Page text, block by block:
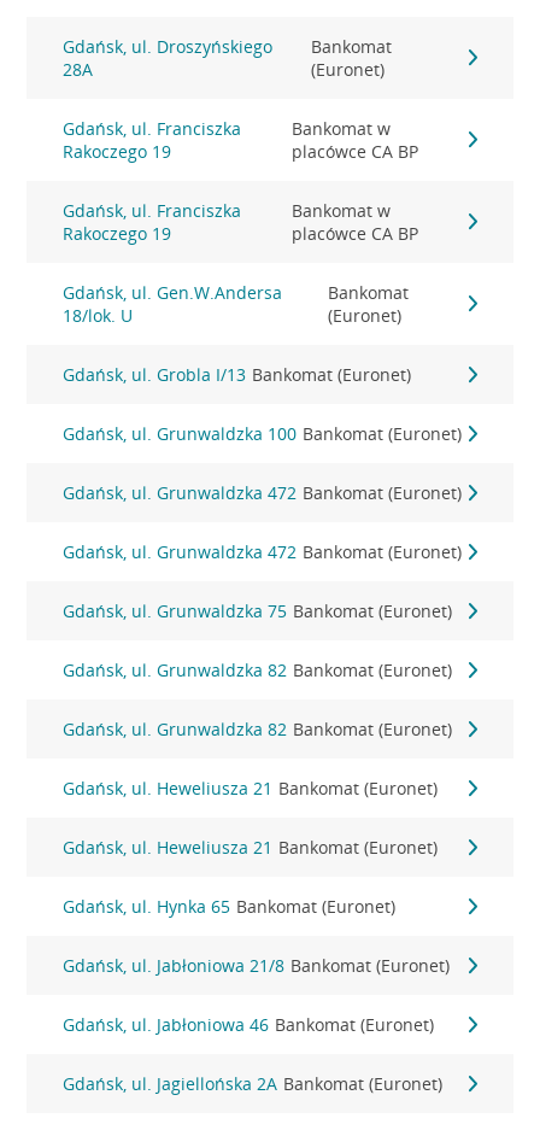
Gdańsk, ul. Droszyńskiego
28A
Bankomat
(Euronet)
Gdańsk, ul. Franciszka
Rakoczego 19
Bankomat w
placówce CA BP
Gdańsk, ul. Franciszka
Rakoczego 19
Bankomat w
placówce CA BP
Gdańsk, ul. Gen.W.Andersa
18/lok. U
Bankomat
(Euronet)
Gdańsk, ul. Grobla I/13 Bankomat (Euronet)
Gdańsk, ul. Grunwaldzka 100 Bankomat (Euronet)
Gdańsk, ul. Grunwaldzka 472 Bankomat (Euronet)
Gdańsk, ul. Grunwaldzka 472 Bankomat (Euronet)
Gdańsk, ul. Grunwaldzka 75 Bankomat (Euronet)
Gdańsk, ul. Grunwaldzka 82 Bankomat (Euronet)
Gdańsk, ul. Grunwaldzka 82 Bankomat (Euronet)
Gdańsk, ul. Heweliusza 21 Bankomat (Euronet)
Gdańsk, ul. Heweliusza 21 Bankomat (Euronet)
Gdańsk, ul. Hynka 65 Bankomat (Euronet)
Gdańsk, ul. Jabłoniowa 21/8 Bankomat (Euronet)
Gdańsk, ul. Jabłoniowa 46 Bankomat (Euronet)
Gdańsk, ul. Jagiellońska 2A Bankomat (Euronet)